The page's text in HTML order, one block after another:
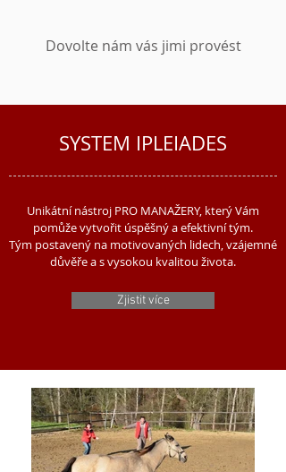
SYSTEM IPLEIADES
Unikátní nástroj PRO MANAŽERY, který Vám
pomůže vytvořit úspěšný a efektivní tým.
Tým postavený na motivovaných lidech, vzájemné
důvěře a s vysokou kvalitou života.
Zjistit více
Dovolte nám vás jimi provést